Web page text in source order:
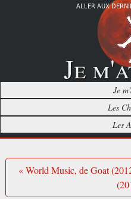
ALLER AUX
Je
Je
Les
Les
« World Music, de Goat